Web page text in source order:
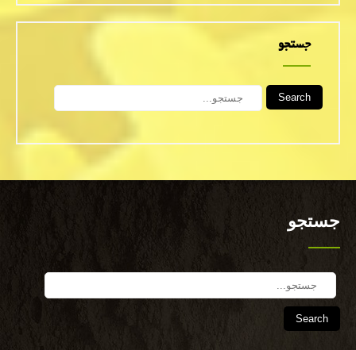
جستجو
Search
جستجو